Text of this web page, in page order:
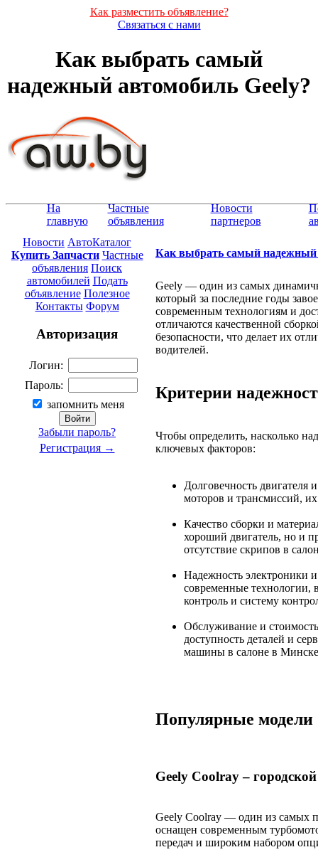
Как разместить объявление?
Связаться с нами
Как выбрать самый
надежный автомобиль Geely?
На
главную
Частные
объявления
Новости
партнеров
Новости АвтоКаталог
Купить Запчасти Частные
объявления Поиск
автомобилей Подать
объявление Полезное
Контакты Форум
Авторизация
Логин:
Пароль:
запомнить меня
Забыли пароль?
Регистрация →
Как выбрать самый надежный
Geely — один из самых
который за последние годы
современным технологиям и
отличаются качественной
безопасности, что делает их
водителей.
Критерии
Чтобы определить, насколько
ключевых факторов:
Долговечность
моторов и трансмиссий,
Качество сборки и
хороший двигатель, но и
отсутствие скрипов в
Надежность электроники
современные технологии,
контроль и систему
Обслуживание и
доступность деталей и
машины в салоне в
Популярные модели
Geely Coolray –
Geely Coolray — один из самых
оснащен современным
передач и широким набором